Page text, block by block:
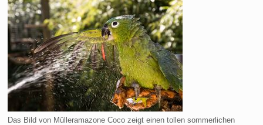
Das Bild von Mülleramazone Coco zeigt einen tollen sommerlichen